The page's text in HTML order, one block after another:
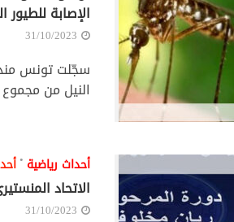
الإصابة للطيور
31/10/2023
النيل من مجموع 141 حالة يشتبه في اصابتها بهذا المرض، حسب احصائيات محينة...
أحداث رياضية •
الاتحاد
31/10/2023